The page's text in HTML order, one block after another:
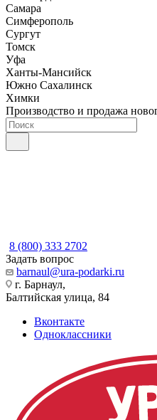
Самара
Симферополь
Сургут
Томск
Уфа
Ханты-Мансийск
Южно Сахалинск
Химки
Производство и продажа
8 (800) 333 2702
Задать вопрос
barnaul@ura-podarki.ru
г. Барнаул,
Балтийская улица, 84
Вконтакте
Одноклассники